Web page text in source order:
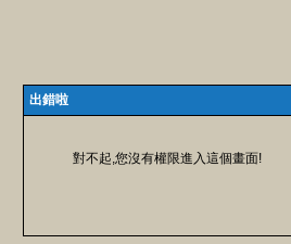
出錯啦
對不起,您沒有權限進入這個畫面!